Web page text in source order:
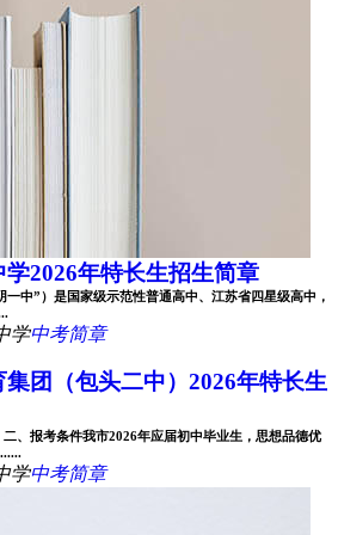
2026年特长生招生简章
中”）是国家级示范性普通高中、江苏省四星级高中，
学中考简章
团（包头二中）2026年特长生
、报考条件我市2026年应届初中毕业生，思想品德优
学中考简章